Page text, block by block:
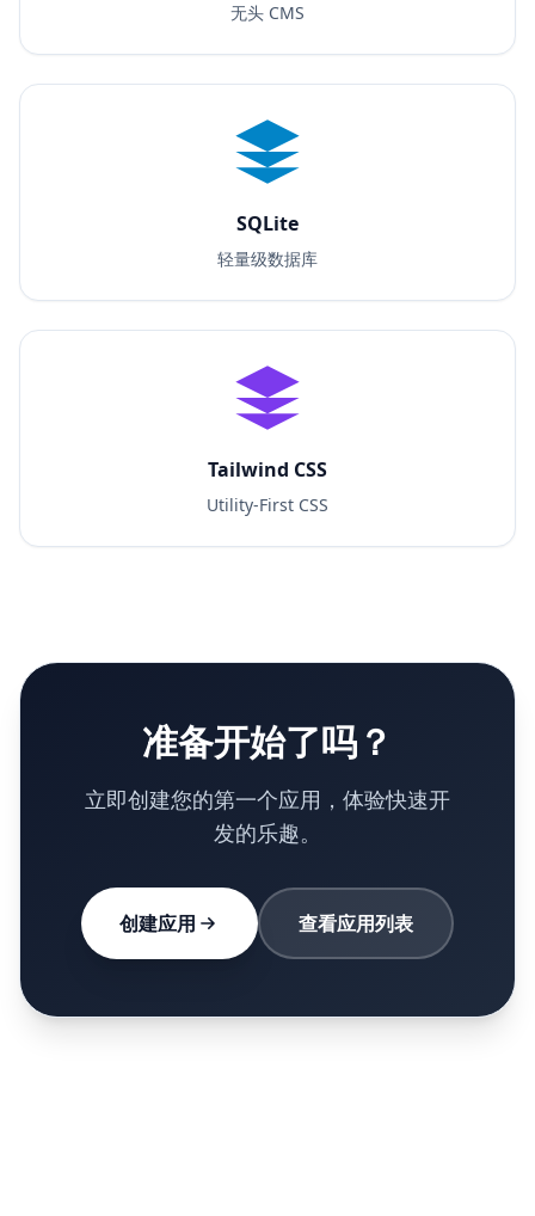
无头 CMS
SQLite
轻量级数据库
Tailwind CSS
Utility-First CSS
准备开始了吗？
立即创建您的第一个应用，体验快速开
发的乐趣。
创建应用 查看应用列表